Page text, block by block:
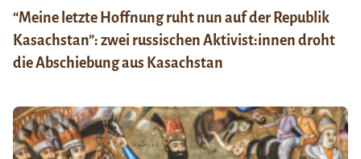
“Meine letzte Hoffnung ruht nun auf der Republik
Kasachstan”: zwei russischen Aktivist:innen droht
die Abschiebung aus Kasachstan